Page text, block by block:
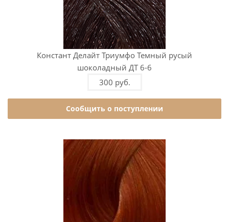
Констант Делайт Триумфо Темный русый
шоколадный ДТ 6-6
300 руб.
Сообщить о поступлении